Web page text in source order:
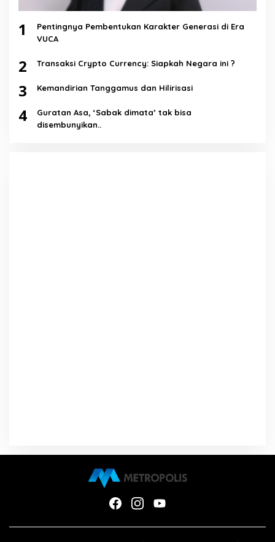
1
Pentingnya Pembentukan Karakter Generasi di Era
VUCA
2 Transaksi Crypto Currency: Siapkah Negara ini ?
3 Kemandirian Tanggamus dan Hilirisasi
4
Guratan Asa, ‘Sabak dimata’ tak bisa
disembunyikan..